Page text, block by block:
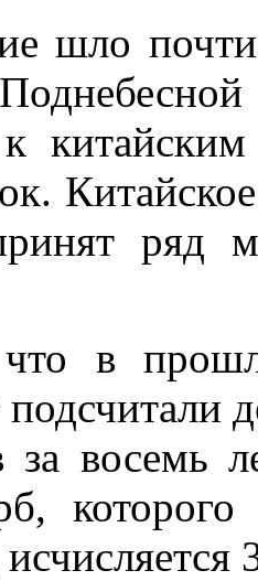
шло
ряд
в
за восемь
которого